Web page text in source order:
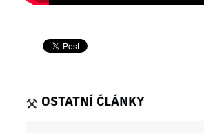
OSTATNÍ ČLÁNKY